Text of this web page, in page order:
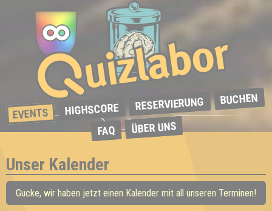
EVENTS HIGHSCORE RESERVIERUNG BUCHEN
FAQ ÜBER UNS
Unser Kalender
Gucke, wir haben jetzt einen Kalender mit all unseren Terminen!